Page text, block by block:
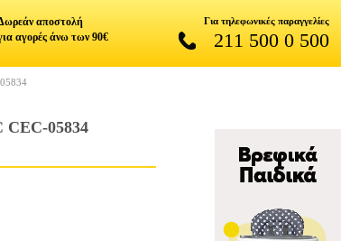
αποστολή
αγορές άνω των 90€
Για τηλεφωνικές παραγγελίες
211 500 0 500
05834